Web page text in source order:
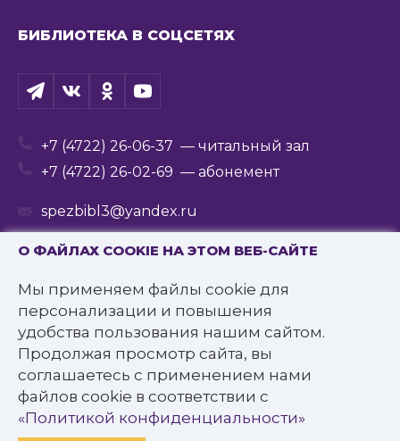
О ФАЙЛАХ COOKIE НА ЭТОМ ВЕБ-САЙТЕ
Мы применяем файлы cookie для
персонализации и повышения
удобства пользования нашим сайтом.
Продолжая просмотр сайта, вы
соглашаетесь с применением нами
файлов cookie в соответствии с
«Политикой конфиденциальности»
БИБЛИОТЕКА В СОЦСЕТЯХ
+7 (4722) 26-06-37 — читальный зал
+7 (4722) 26-02-69 — абонемент
spezbibl3@yandex.ru
© 2016—2022 Государственное бюджетное
учреждение культуры
«Белгородская государственная специальная
библиотека для слепых им. В.Я. Ерошенко».
Все права защищены.
Политика конфиденциальности